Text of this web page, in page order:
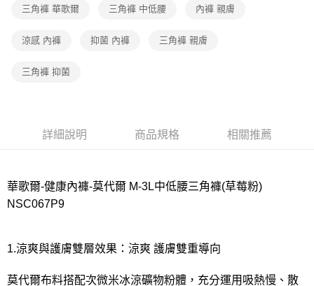
付款後7-11取貨
每筆NT$80，滿NT$1,000(含以上)免運費
每筆NT$80，滿NT$1,000(含以上)免運費
三角褲 華歌爾 三角褲 中低腰 內褲 親膚
涼感 內褲 抑菌 內褲 三角褲 親膚
三角褲 抑菌
詳細說明 商品規格 相關推薦
華歌爾-健康內褲-莫代爾 M-3L中低腰三角褲(草莓粉)
NSC067P9
1.涼爽與護膚雙層效果：涼爽 護膚雙重導向
莫代爾布料搭配次微米冰涼礦物粉體，充分運用吸熱慢、散